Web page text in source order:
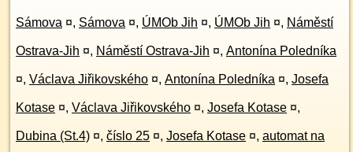
Sámova ¤, Sámova ¤, ÚMOb Jih ¤, ÚMOb Jih ¤, Náměstí
Ostrava-Jih ¤, Náměstí Ostrava-Jih ¤, Antonína Poledníka
¤, Václava Jiřikovského ¤, Antonína Poledníka ¤, Josefa
Kotase ¤, Václava Jiřikovského ¤, Josefa Kotase ¤,
Dubina (St.4) ¤, číslo 25 ¤, Josefa Kotase ¤, automat na